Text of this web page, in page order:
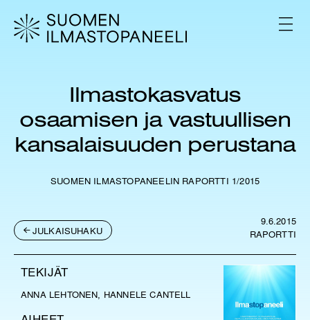
V
A
Ilmastokasvatus
osaamisen ja vastuullisen
kansalaisuuden perustana
SUOMEN ILMASTOPANEELIN RAPORTTI 1/2015
JULKAISUHAKU
9.6.2015
RAPORTTI
TEKIJÄT
ANNA LEHTONEN, HANNELE CANTELL